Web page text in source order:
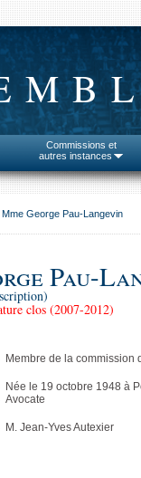
Commissions et
autres instances
Mme George Pau-Langevin
Pau-
clos (2007-2012)
Membre de la commission
Née le 19 octobre 1948 à
Avocate
M. Jean-Yves Autexier